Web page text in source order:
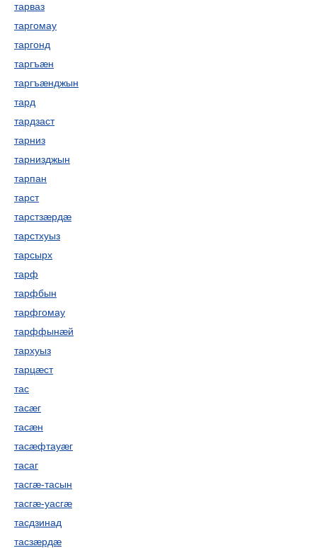
тарваз
таргомау
таргонд
таргъæн
таргъæнджын
тард
тардзаст
тарниз
тарнизджын
тарпан
тарст
тарстзæрдæ
тарстхуыз
тарсырх
тарф
тарфбын
тарфгомау
тарффынæй
тархуыз
тарцæст
тас
тасæг
тасæн
тасæфтауæг
тасаг
тасгæ-тасын
тасгæ-уасгæ
тасдзинад
тасзæрдæ